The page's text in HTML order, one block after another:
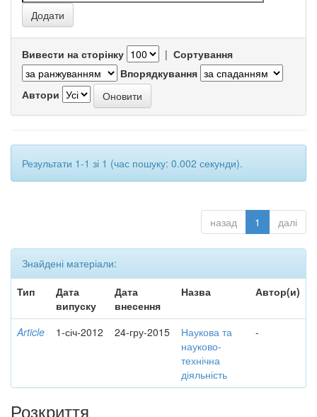
Вивести на сторінку | Сортування
Впорядкування
Автори
Результати 1-1 зі 1 (час пошуку: 0.002 секунди).
назад 1 далі
Знайдені матеріали:
Тип
Дата
випуску
Дата
внесення
Назва Автор(и)
Article 1-січ-2012 24-гру-2015
Наукова та
науково-
технічна
діяльність
-
Розкриття